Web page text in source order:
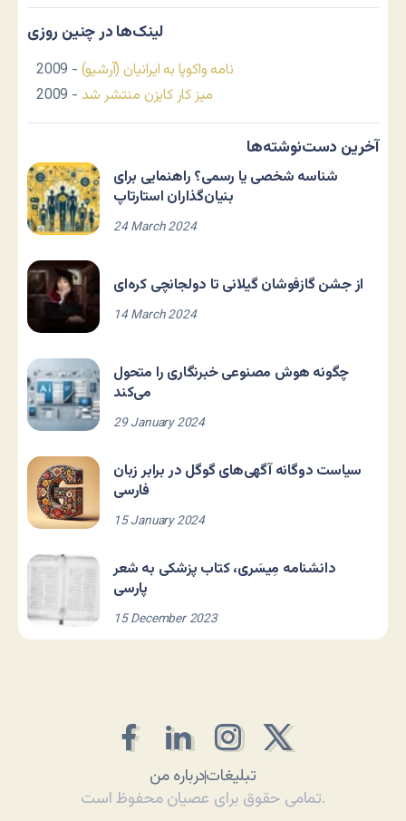
لینک‌ها در چنین روزی
نامه واکوپا به ایرانیان (آرشیو) - 2009
میز کار کایزن منتشر شد - 2009
آخرین دست‌نوشته‌ها
شناسه شخصی یا رسمی؟ راهنمایی برای
بنیان‌گذاران استارتاپ
24 March 2024
از جشن گازفوشان گیلانی تا دولجانچی کره‌ای
14 March 2024
چگونه هوش مصنوعی خبرنگاری را متحول
می‌کند
29 January 2024
سیاست دوگانه آگهی‌های گوگل در برابر زبان
فارسی
15 January 2024
دانشنامه مِیسَری، کتاب پزشکی به شعر
پارسی
15 December 2023
درباره منتبلیغات
تمامی حقوق برای عصیان محفوظ است.